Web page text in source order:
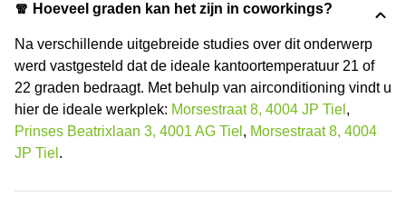
🧣 Hoeveel graden kan het zijn in coworkings?
Na verschillende uitgebreide studies over dit onderwerp
werd vastgesteld dat de ideale kantoortemperatuur 21 of
22 graden bedraagt. Met behulp van airconditioning vindt u
hier de ideale werkplek: Morsestraat 8, 4004 JP Tiel ,
Prinses Beatrixlaan 3, 4001 AG Tiel , Morsestraat 8, 4004
JP Tiel .